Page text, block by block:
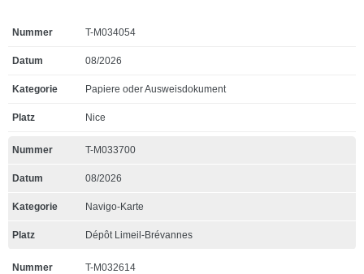
T-M034054
08/2026
Papiere oder Ausweisdokument
Nice
T-M033700
08/2026
Navigo-Karte
Dépôt Limeil-Brévannes
T-M032614